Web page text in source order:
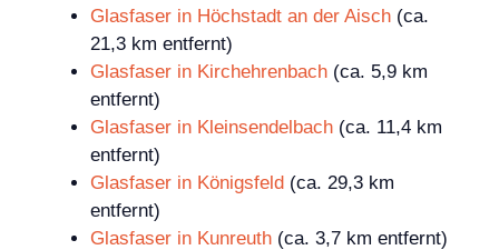
Glasfaser in Höchstadt an der Aisch (ca.
21,3 km entfernt)
Glasfaser in Kirchehrenbach (ca. 5,9 km
entfernt)
Glasfaser in Kleinsendelbach (ca. 11,4 km
entfernt)
Glasfaser in Königsfeld (ca. 29,3 km
entfernt)
Glasfaser in Kunreuth (ca. 3,7 km entfernt)